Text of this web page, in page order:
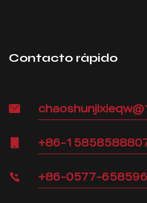
Contacto rápido
+86-
+86-0577-